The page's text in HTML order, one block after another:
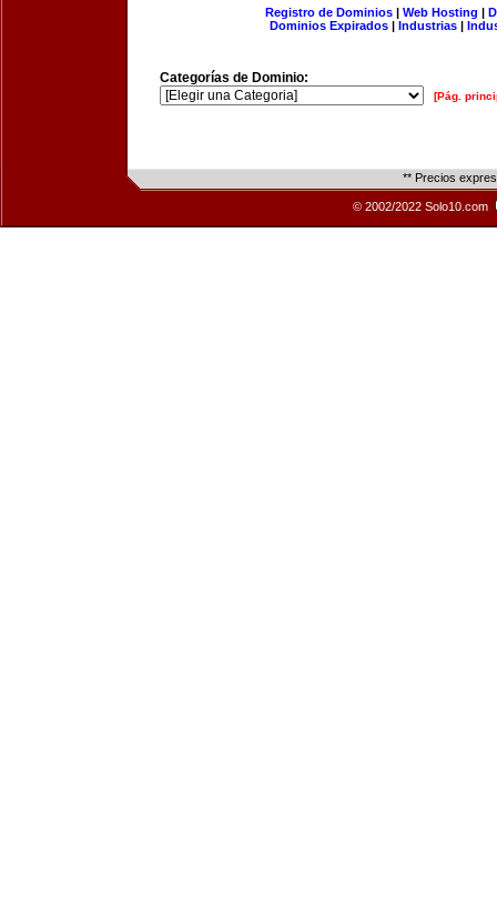
Registro de Dominios| Web Hosting |
Dominios Expirados | Industrias |
Categorías de Dominio:
[Pág.
** Precios
© 2002/2022 Solo10.com